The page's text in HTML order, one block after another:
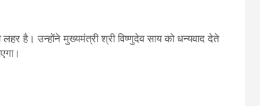
है। उन्होंने मुख्यमंत्री श्री विष्णुदेव साय को धन्यवाद देते